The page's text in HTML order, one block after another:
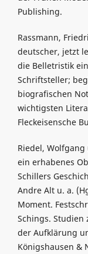
Publishing.
Rassmann,
deutscher, jetzt
die Belletristik
Schriftsteller;
biografischen
wichtigsten
Fleckeisensche
Riedel,
ein erhabenes
Schillers
Andre Alt u. a.
Moment.
Schings.
der Aufklärung
Königshausen &